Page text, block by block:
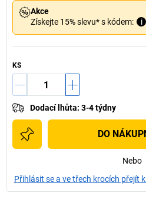
Akce
Získejte 15% slevu* s kódem:
i
KS
Dodací lhůta: 3-4 týdny
DO
Nebo
Přihlásit se a ve třech krocích přejít